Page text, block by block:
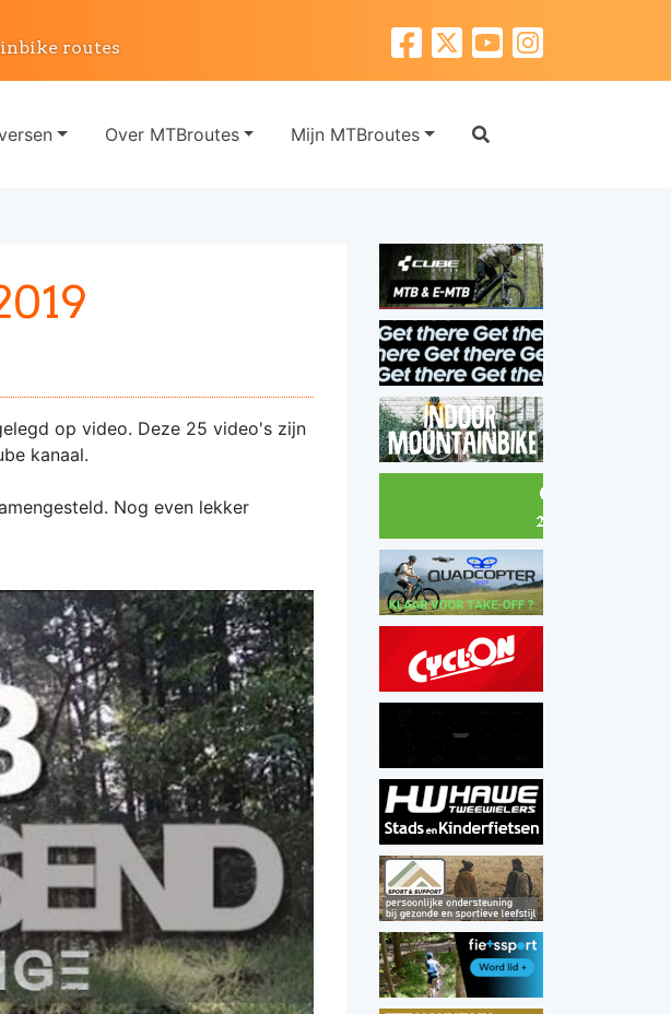
routes
Over MTBroutes Mijn MTBroutes
op video. Deze 25 video's zijn
kanaal.
Nog even lekker